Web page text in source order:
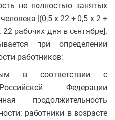
не полностью занятых
[(0,5 x 22 + 0,5 x 2 +
22 рабочих дня в сентябре].
при определении
работников;
в соответствии с
Федерации
продолжительность
работники в возрасте